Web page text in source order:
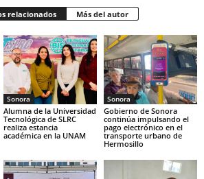
relacionados Más del autor
Sonora
Alumna de la Universidad
Tecnológica de SLRC
realiza estancia
académica en la UNAM
Sonora
Gobierno de Sonora
continúa impulsando el
pago electrónico en el
transporte urbano de
Hermosillo